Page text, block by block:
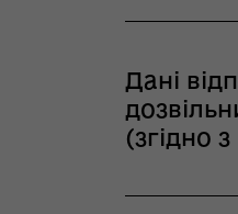
Дані
(згідно